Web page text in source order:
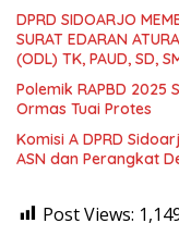
DPRD SIDOARJO
SURAT EDARAN
(ODL) TK, PAUD, SD,
Polemik RAPBD 2025
Ormas Tuai Protes
Komisi A DPRD
ASN dan Perangkat
Post Views: